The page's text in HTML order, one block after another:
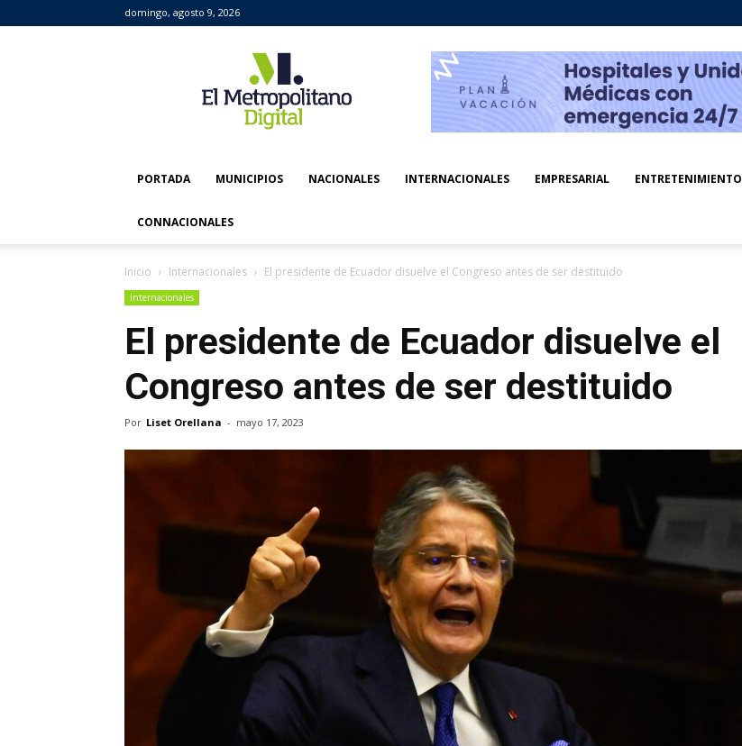
domingo, agosto 9, 2026
Metropolitano
Digital
PORTADA MUNICIPIOS NACIONALES INTERNACIONALES EMPRESARIAL ENTRETENIMIENTO
CONNACIONALES
Inicio Internacionales El presidente de Ecuador disuelve el Congreso antes de ser destituido
Internacionales
El presidente de Ecuador disuelve el
Congreso antes de ser destituido
Por Liset Orellana - mayo 17, 2023